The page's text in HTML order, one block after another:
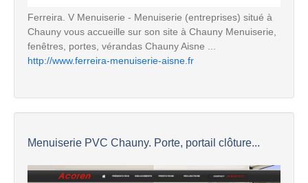
Ferreira. V Menuiserie - Menuiserie (entreprises) situé à
Chauny vous accueille sur son site à Chauny Menuiserie,
fenêtres, portes, vérandas Chauny Aisne ...
http://www.ferreira-menuiserie-aisne.fr
Menuiserie PVC Chauny. Porte, portail clôture...